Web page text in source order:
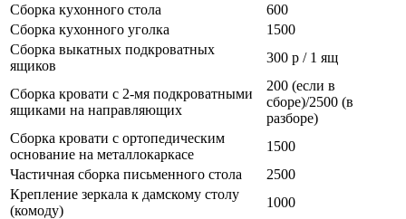
Сборка кухонного стола
600
Сборка кухонного уголка
1500
Сборка выкатных подкроватных
ящиков
300 р / 1 ящ
Сборка кровати с 2-мя подкроватными
ящиками на направляющих
200 (если в
сборе)/2500 (в
разборе)
Сборка кровати с ортопедическим
основание на металлокаркасе
1500
Частичная сборка письменного стола
2500
Крепление зеркала к дамскому столу
(комоду)
1000